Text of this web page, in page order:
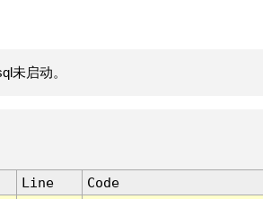
未启动。
Line
Code